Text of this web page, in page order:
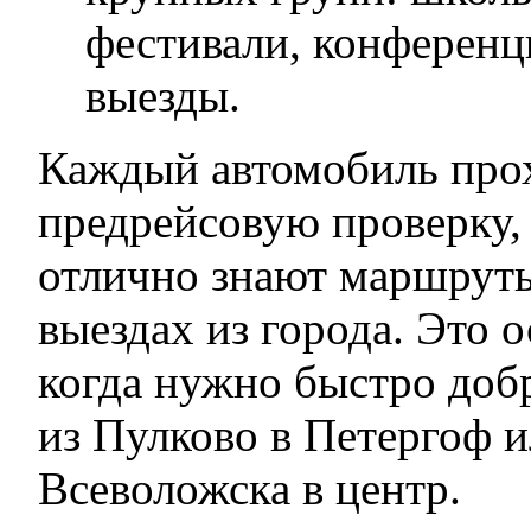
фестивали,
выезды.
Каждый автомобиль
предрейсовую
отлично знают
выездах из города. Это
когда нужно быстро
из Пулково в Петергоф
Всеволожска в центр.